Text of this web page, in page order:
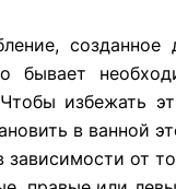
бывает
избежать
в ванной
от